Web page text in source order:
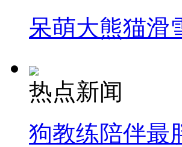
呆萌大熊猫滑
热点新闻
狗教练陪伴最